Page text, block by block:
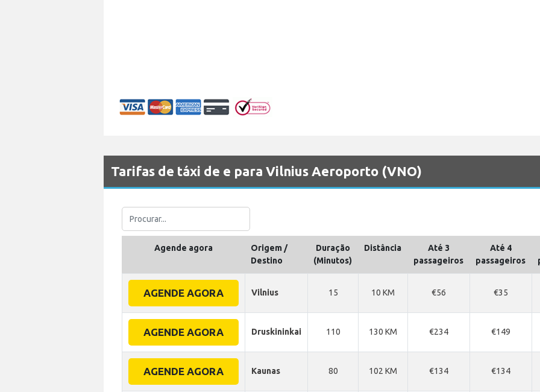
Tarifas de táxi de e para Vilnius Aeroporto (VNO)
Agende agora
Origem /
Destino
Duração
(Minutos)
Distância
Até 3
passageiros
Até 4
passageiros
AGENDE AGORA Vilnius 15 10 KM €56 €35
AGENDE AGORA Druskininkai 110 130 KM €234 €149
AGENDE AGORA Kaunas 80 102 KM €134 €134